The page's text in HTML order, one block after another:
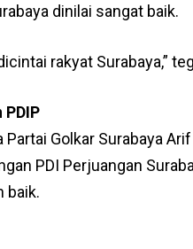
dinilai sangat baik.
rakyat Surabaya,”
Partai Golkar Surabaya
PDI Perjuangan
baik.